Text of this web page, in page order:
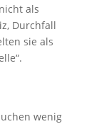
als
Durchfall
sie als
wenig